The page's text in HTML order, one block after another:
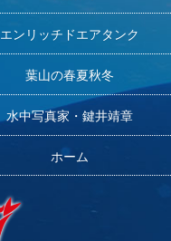
エンリッチドエアタンク
葉山の春夏秋冬
水中写真家・鍵井靖章
ホーム